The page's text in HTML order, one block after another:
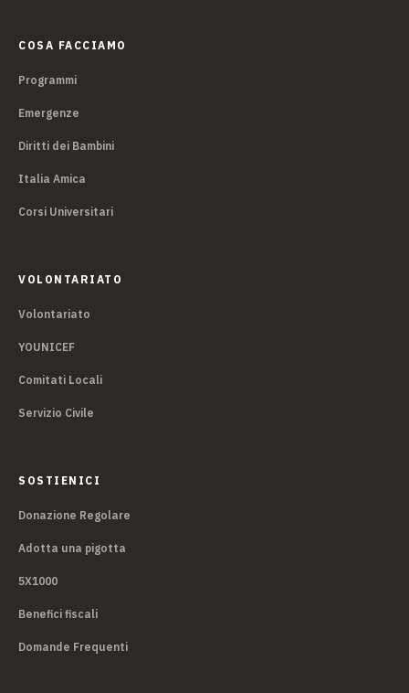
COSA FACCIAMO
Programmi
Emergenze
Diritti dei Bambini
Italia Amica
Corsi Universitari
VOLONTARIATO
Volontariato
YOUNICEF
Comitati Locali
Servizio Civile
SOSTIENICI
Donazione Regolare
Adotta una pigotta
5X1000
Benefici fiscali
Domande Frequenti